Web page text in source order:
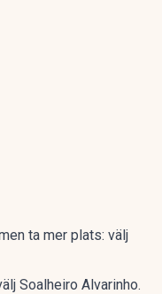
ta mer plats: välj
Soalheiro Alvarinho.